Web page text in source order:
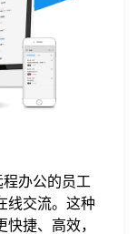
办公的员工
线交流。这种
捷、高效，